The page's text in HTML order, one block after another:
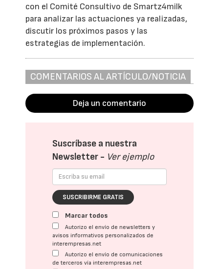
con el Comité Consultivo de Smartz4milk
para analizar las actuaciones ya realizadas,
discutir los próximos pasos y las
estrategias de implementación.
COMENTARIOS AL ARTÍCULO/NOTICIA
Deja un comentario
Suscríbase a nuestra
Newsletter - Ver ejemplo
SUSCRIBIRME GRATIS
Marcar todos
Autorizo el envío de newsletters y
avisos informativos personalizados de
interempresas.net
Autorizo el envío de comunicaciones
de terceros vía interempresas.net